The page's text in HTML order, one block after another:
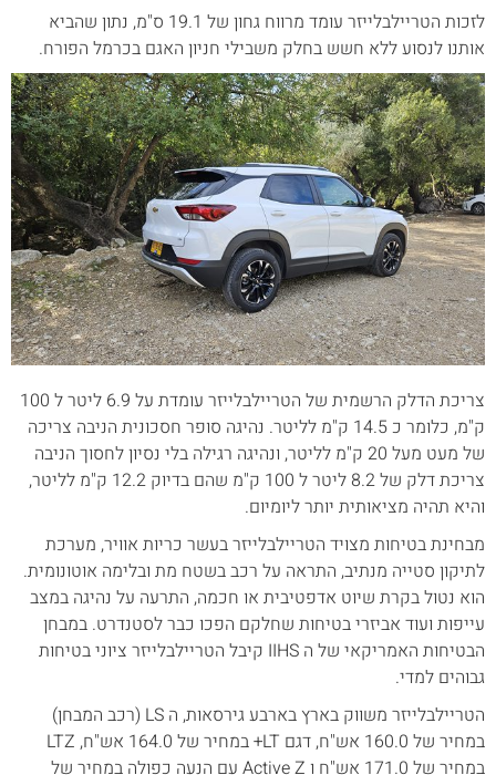
לזכות הטריילבלייזר עומד מרווח גחון של 19.1 ס"מ, נתון שהביא
אותנו לנסוע ללא חשש בחלק משבילי חניון האגם בכרמל הפורח.
צריכת הדלק הרשמית של הטריילבלייזר עומדת על 6.9 ליטר ל 100
ק"מ, כלומר כ 14.5 ק"מ לליטר. נהיגה סופר חסכונית הניבה צריכה
של מעט מעל 20 ק"מ לליטר, ונהיגה רגילה בלי נסיון לחסוך הניבה
צריכת דלק של 8.2 ליטר ל 100 ק"מ שהם בדיוק 12.2 ק"מ לליטר,
והיא תהיה מציאותית יותר ליומיום.
מבחינת בטיחות מצויד הטריילבלייזר בעשר כריות אוויר, מערכת
לתיקון סטייה מנתיב, התראה על רכב בשטח מת ובלימה אוטונומית.
הוא נטול בקרת שיוט אדפטיבית או חכמה, התרעה על נהיגה במצב
עייפות ועוד אביזרי בטיחות שחלקם הפכו כבר לסטנדרט. במבחן
הבטיחות האמריקאי של ה IIHS קיבל הטריילבלייזר ציוני בטיחות
גבוהים למדי.
הטריילבלייזר משווק בארץ בארבע גירסאות, ה LS (רכב המבחן)
במחיר של 160.0 אש"ח, דגם LT+ במחיר של 164.0 אש"ח, LTZ
במחיר של 171.0 אש"ח ו Active Z עם הנעה כפולה במחיר של